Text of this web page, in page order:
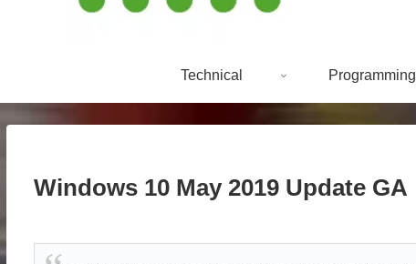
Technical Programming
Windows 10 May 2019 Update GA